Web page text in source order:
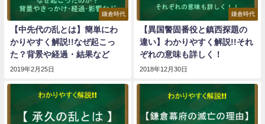
鎌倉時代
【中先代の乱とは】簡単にわ
かりやすく解説!!なぜ起こっ
た？背景や経過・結果など
2019年2月25日
鎌倉時代
【異国警固番役と鎮西探題の
違い】わかりやすく解説!!それ
ぞれの意味も詳しく！
2018年12月30日